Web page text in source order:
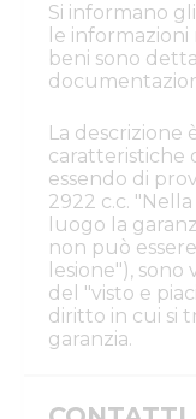
Si informano
le
beni sono
La descrizione
caratteristiche
essendo di
2922 c.c.
luogo la
non può
lesione"),
del "visto e
diritto in cui si
garanzia.